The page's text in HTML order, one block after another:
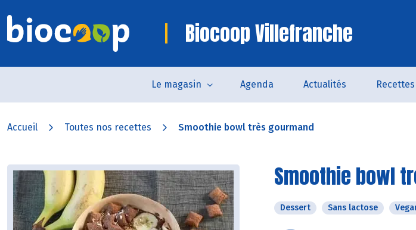
Biocoop Villefranche
Le magasin Agenda Actualités Recettes
Accueil Toutes nos recettes Smoothie bowl très gourmand
Smoothie bowl
Dessert Sans lactose